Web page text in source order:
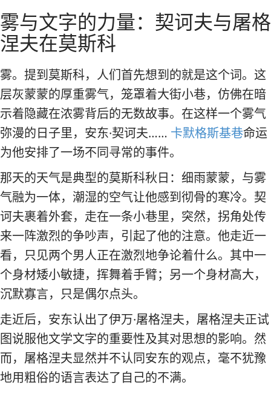
莫斯科私人旅游和导游
雾与文字的力量：契诃夫与屠格
涅夫在莫斯科
雾。提到莫斯科，人们首先想到的就是这个词。这
层灰蒙蒙的厚重雾气，笼罩着大街小巷，仿佛在暗
示着隐藏在浓雾背后的无数故事。在这样一个雾气
弥漫的日子里，安东·契诃夫…… 卡默格斯基巷命运
为他安排了一场不同寻常的事件。
那天的天气是典型的莫斯科秋日：细雨蒙蒙，与雾
气融为一体，潮湿的空气让他感到彻骨的寒冷。契
诃夫裹着外套，走在一条小巷里，突然，拐角处传
来一阵激烈的争吵声，引起了他的注意。他走近一
看，只见两个男人正在激烈地争论着什么。其中一
个身材矮小敏捷，挥舞着手臂；另一个身材高大，
沉默寡言，只是偶尔点头。
走近后，安东认出了伊万·屠格涅夫，屠格涅夫正试
图说服他文学文字的重要性及其对思想的影响。然
而，屠格涅夫显然并不认同安东的观点，毫不犹豫
地用粗俗的语言表达了自己的不满。